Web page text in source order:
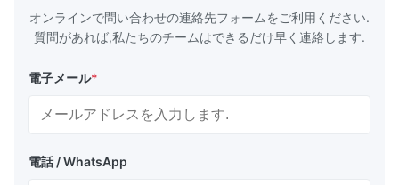
オンラインで問い合わせの連絡先フォームをご利用ください.
質問があれば,私たちのチームはできるだけ早く連絡します.
電子メール*
電話 / WhatsApp